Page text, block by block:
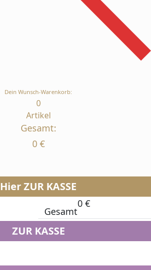
Dein Wunsch-Warenkorb:
0
Artikel
Gesamt:
0 €
Hier ZUR KASSE
Gesamt
0 €
ZUR KASSE